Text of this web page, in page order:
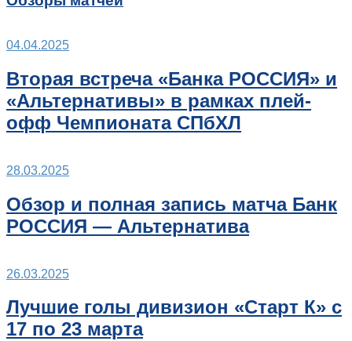
04.04.2025
Вторая встреча «Банка РОССИЯ» и
«Альтернативы» в рамках плей-
офф Чемпионата СПбХЛ
28.03.2025
Обзор и полная запись матча Банк
РОССИЯ — Альтернатива
26.03.2025
Лучшие голы дивизион «Старт К» с
17 по 23 марта